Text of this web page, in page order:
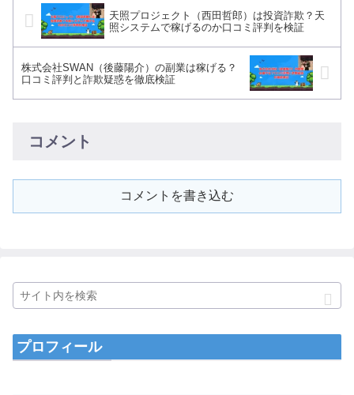
天照プロジェクト（西田哲郎）は投資詐欺？天
照システムで稼げるのか口コミ評判を検証
株式会社SWAN（後藤陽介）の副業は稼げる？
口コミ評判と詐欺疑惑を徹底検証
コメント
コメントを書き込む
プロフィール